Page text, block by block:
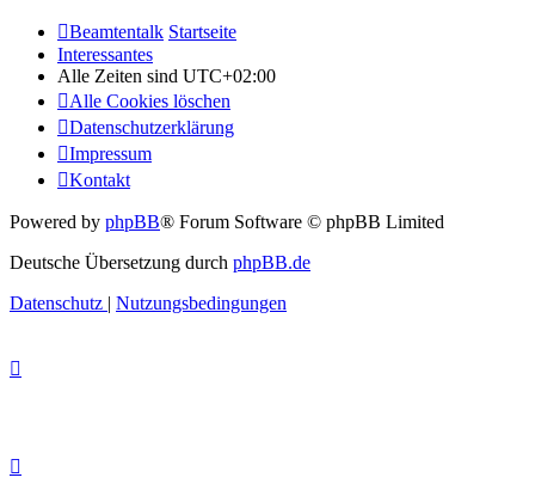
Beamtentalk Startseite
Interessantes
Alle Zeiten sind UTC+02:00
Alle Cookies löschen
Datenschutzerklärung
Impressum
Kontakt
Powered by phpBB® Forum Software © phpBB Limited
Deutsche Übersetzung durch phpBB.de
Datenschutz | Nutzungsbedingungen